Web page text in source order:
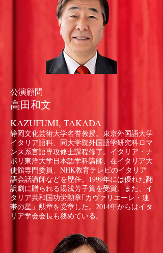
公演顧問
高田和文
KAZUFUMI, TAKADA
静岡文化芸術大学名誉教授。東京外国語大学
イタリア語科、同大学院外国語学研究科ロマ
ンス系言語専攻修士課程修了。イタリア・ナ
ポリ東洋大学日本語学科講師、在イタリア大
使館専門委員、NHK教育テレビのイタリア
語会話講師などを歴任。1999年には優れた翻
訳劇に贈られる湯浅芳子賞を受賞、また、イ
タリア共和国功労勲章｢カヴァリエーレ・連
帯の星」勲章を受章した。2014年からはイタ
リア学会会長も務めている。